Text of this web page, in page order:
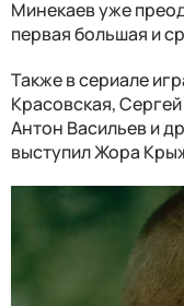
Минекаев уже
первая большая и
Также в сериале
Красовская,
Антон Васильев и
выступил Жора